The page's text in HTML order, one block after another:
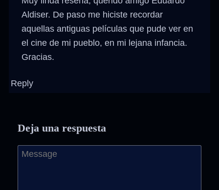
Aldiser. De paso me hiciste recordar
aquellas antiguas películas que pude ver en
el cine de mi pueblo, en mi lejana infancia.
Gracias.
Reply
Deja una respuesta